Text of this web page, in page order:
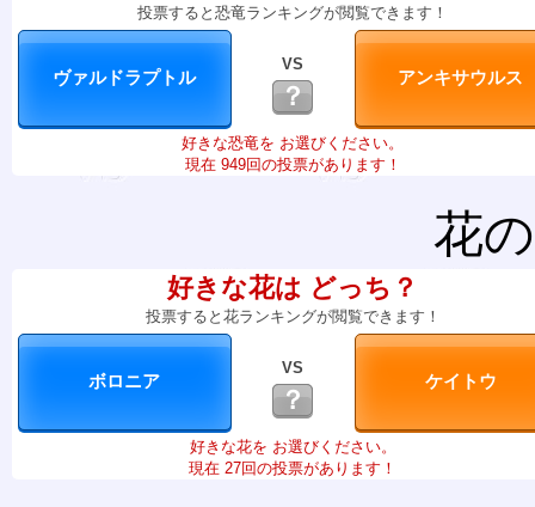
投票すると恐竜ランキングが閲覧できます！
VS
？
好きな恐竜を お選びください。
現在 949回の投票があります！
花
好きな花は どっち？
投票すると花ランキングが閲覧できます！
VS
？
好きな花を お選びください。
現在 27回の投票があります！